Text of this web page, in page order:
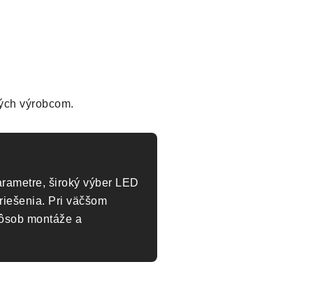
výrobcom.
široký výber LED
Pri väčšom
montáže a